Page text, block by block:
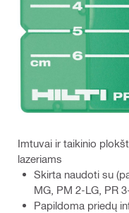
Imtuvai ir taikinio
lazeriams
Skirta naudoti su
MG, PM 2-LG, PR
Papildoma priedų